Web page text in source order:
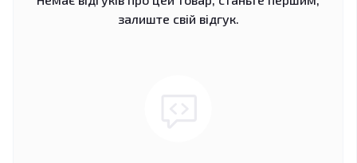
залиште свій відгук.